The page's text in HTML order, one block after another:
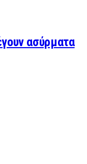
ασύρματα